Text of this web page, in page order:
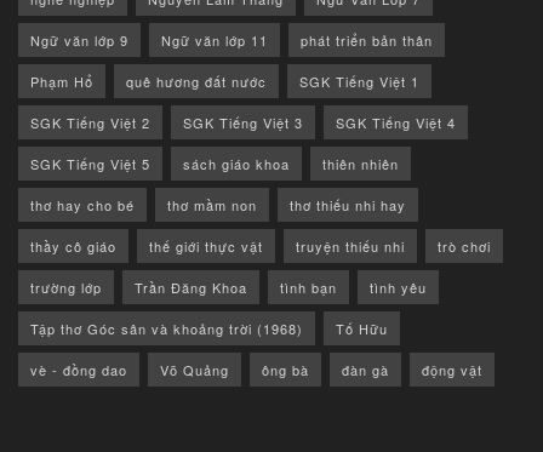
Ngữ văn lớp 9 Ngữ văn lớp 11 phát triển bản thân
Phạm Hổ quê hương đất nước SGK Tiếng Việt 1
SGK Tiếng Việt 2 SGK Tiếng Việt 3 SGK Tiếng Việt 4
SGK Tiếng Việt 5 sách giáo khoa thiên nhiên
thơ hay cho bé thơ mầm non thơ thiếu nhi hay
thầy cô giáo thế giới thực vật truyện thiếu nhi trò chơi
trường lớp Trần Đăng Khoa tình bạn tình yêu
Tập thơ Góc sân và khoảng trời (1968) Tố Hữu
vè - đồng dao Võ Quảng ông bà đàn gà động vật